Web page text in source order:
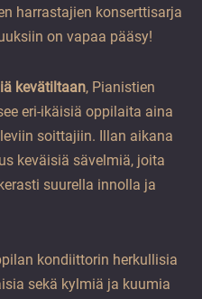
harrastajien konserttisarja
on vapaa pääsy!
kevätiltaan, Pianistien
eri-ikäisiä oppilaita aina
soittajiin. Illan aikana
keväisiä sävelmiä, joita
suurella innolla ja
kondiittorin herkullisia
sekä kylmiä ja kuumia